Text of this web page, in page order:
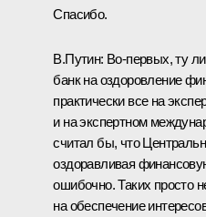
Спасибо.
В.Путин: Во-первых, ту
банк на оздоровление
практически все на
и на экспертном
считал бы, что
оздоравливая
ошибочно. Таких просто
на обеспечение